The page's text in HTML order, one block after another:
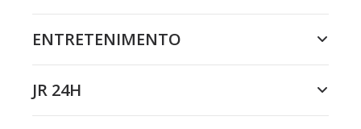
ENTRETENIMENTO
JR 24H